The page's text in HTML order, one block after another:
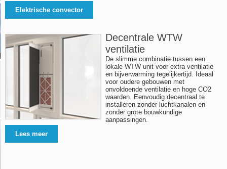
Elektrische convector
Decentrale WTW
ventilatie
De slimme combinatie tussen een
lokale WTW unit voor extra ventilatie
en bijverwarming tegelijkertijd. Ideaal
voor oudere gebouwen met
onvoldoende ventilatie en hoge CO2
waarden. Eenvoudig decentraal te
installeren zonder luchtkanalen en
zonder grote bouwkundige
aanpassingen.
Lees meer